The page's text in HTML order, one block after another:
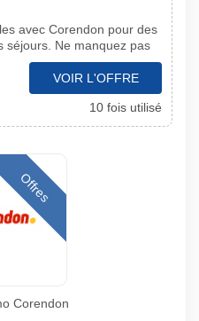
avec Corendon pour des
séjours. Ne manquez pas
VOIR L'OFFRE
10 fois utilisé
Offres
Corendon